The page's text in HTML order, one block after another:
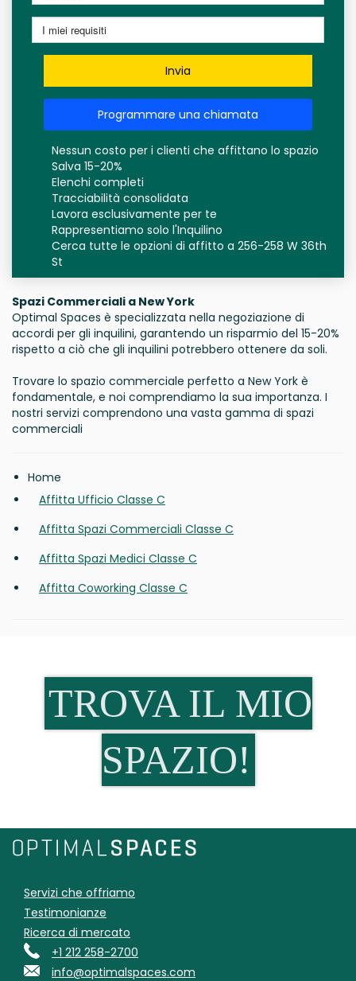
Invia
Programmare una chiamata
Nessun costo per i clienti che affittano lo spazio
Salva 15-20%
Elenchi completi
Tracciabilità consolidata
Lavora esclusivamente per te
Rappresentiamo solo l'Inquilino
Cerca tutte le opzioni di affitto a 256-258 W 36th
St
Spazi Commerciali a New York
Optimal Spaces è specializzata nella negoziazione di
accordi per gli inquilini, garantendo un risparmio del 15-20%
rispetto a ciò che gli inquilini potrebbero ottenere da soli.
Trovare lo spazio commerciale perfetto a New York è
fondamentale, e noi comprendiamo la sua importanza. I
nostri servizi comprendono una vasta gamma di spazi
commerciali
Home
Affitta Ufficio Classe C
Affitta Spazi Commerciali Classe C
Affitta Spazi Medici Classe C
Affitta Coworking Classe C
TROVA IL MIO
SPAZIO!
Servizi che offriamo
Testimonianze
Ricerca di mercato
+1 212 258-2700
info@optimalspaces.com